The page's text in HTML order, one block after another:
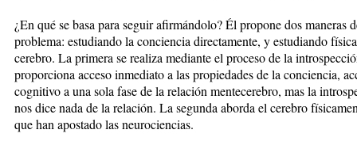
¿En qué se basa para seguir afirmándolo? Él propone dos maneras
problema: estudiando la conciencia directamente, y estudiando
cerebro. La primera se realiza mediante el proceso de la
proporciona acceso inmediato a las propiedades de la conciencia,
cognitivo a una sola fase de la relación mentecerebro, mas la
nos dice nada de la relación. La segunda aborda el cerebro
que han apostado las neurociencias.